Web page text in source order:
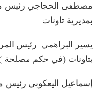
مصطفى الحجاجي رئيس
بمديرية تاونات
يسير البراهمي رئيس
بتاونات (في حكم مصلحة
إسماعيل اليعكوبي رئيس